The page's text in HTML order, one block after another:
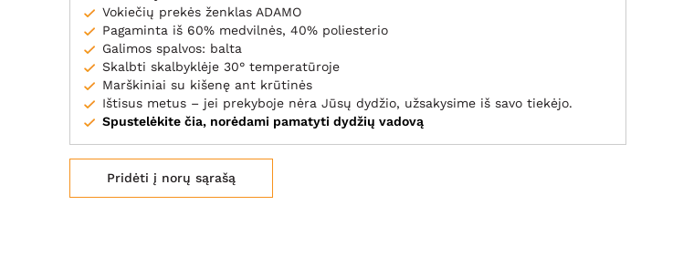
Vokiečių prekės ženklas ADAMO
Pagaminta iš 60% medvilnės, 40% poliesterio
Galimos spalvos: balta
Skalbti skalbyklėje 30° temperatūroje
Marškiniai su kišenę ant krūtinės
Ištisus metus – jei prekyboje nėra Jūsų dydžio, užsakysime iš savo tiekėjo.
Spustelėkite čia, norėdami pamatyti dydžių vadovą
Pridėti į norų sąrašą